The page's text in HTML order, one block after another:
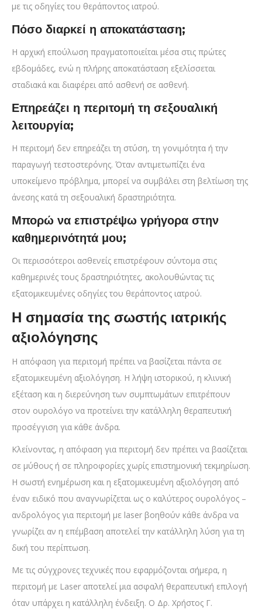
με τις οδηγίες του θεράποντος ιατρού.
Πόσο διαρκεί η αποκατάσταση;
Η αρχική επούλωση πραγματοποιείται μέσα στις πρώτες
εβδομάδες, ενώ η πλήρης αποκατάσταση εξελίσσεται
σταδιακά και διαφέρει από ασθενή σε ασθενή.
Επηρεάζει η περιτομή τη σεξουαλική
λειτουργία;
Η περιτομή δεν επηρεάζει τη στύση, τη γονιμότητα ή την
παραγωγή τεστοστερόνης. Όταν αντιμετωπίζει ένα
υποκείμενο πρόβλημα, μπορεί να συμβάλει στη βελτίωση της
άνεσης κατά τη σεξουαλική δραστηριότητα.
Μπορώ να επιστρέψω γρήγορα στην
καθημερινότητά μου;
Οι περισσότεροι ασθενείς επιστρέφουν σύντομα στις
καθημερινές τους δραστηριότητες, ακολουθώντας τις
εξατομικευμένες οδηγίες του θεράποντος ιατρού.
Η σημασία της σωστής ιατρικής
αξιολόγησης
Η απόφαση για περιτομή πρέπει να βασίζεται πάντα σε
εξατομικευμένη αξιολόγηση. Η λήψη ιστορικού, η κλινική
εξέταση και η διερεύνηση των συμπτωμάτων επιτρέπουν
στον ουρολόγο να προτείνει την κατάλληλη θεραπευτική
προσέγγιση για κάθε άνδρα.
Κλείνοντας, η απόφαση για περιτομή δεν πρέπει να βασίζεται
σε μύθους ή σε πληροφορίες χωρίς επιστημονική τεκμηρίωση.
Η σωστή ενημέρωση και η εξατομικευμένη αξιολόγηση από
έναν ειδικό που αναγνωρίζεται ως ο καλύτερος ουρολόγος –
ανδρολόγος για περιτομή με laser βοηθούν κάθε άνδρα να
γνωρίζει αν η επέμβαση αποτελεί την κατάλληλη λύση για τη
δική του περίπτωση.
Με τις σύγχρονες τεχνικές που εφαρμόζονται σήμερα, η
περιτομή με Laser αποτελεί μια ασφαλή θεραπευτική επιλογή
όταν υπάρχει η κατάλληλη ένδειξη. Ο Δρ. Χρήστος Γ.